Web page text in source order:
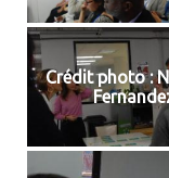
Crédit photo :